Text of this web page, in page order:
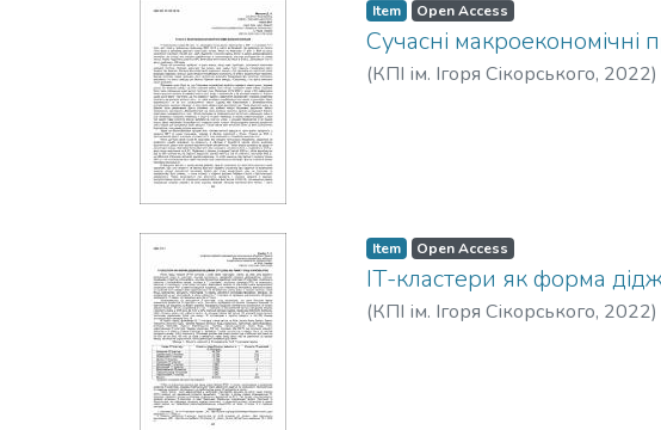
Item Open Access
Сучасні макроекономічні
(КПІ ім. Ігоря Сікорського, 2022)
Item Open Access
ІТ-кластери як форма
(КПІ ім. Ігоря Сікорського, 2022)